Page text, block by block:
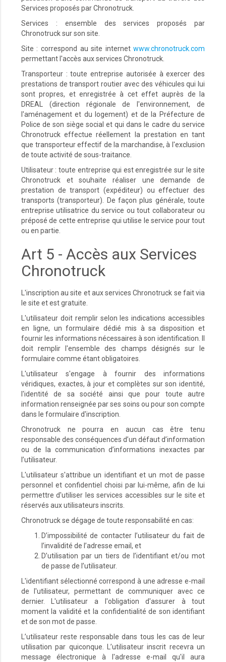
Services proposés par Chronotruck.
Services : ensemble des services proposés par
Chronotruck sur son site.
Site : correspond au site internetwww.chronotruck.com
permettant l'accès aux services Chronotruck.
Transporteur : toute entreprise autorisée à exercer des
prestations de transport routier avec des véhicules qui lui
sont propres, et enregistrée à cet effet auprès de la
DREAL (direction régionale de l'environnement, de
l'aménagement et du logement) et de la Préfecture de
Police de son siège social et qui dans le cadre du service
Chronotruck effectue réellement la prestation en tant
que transporteur effectif de la marchandise, à l'exclusion
de toute activité de sous-traitance.
Utilisateur : toute entreprise qui est enregistrée sur le site
Chronotruck et souhaite réaliser une demande de
prestation de transport (expéditeur) ou effectuer des
transports (transporteur). De façon plus générale, toute
entreprise utilisatrice du service ou tout collaborateur ou
préposé de cette entreprise qui utilise le service pour tout
ou en partie.
Art 5 - Accès aux Services
Chronotruck
L'inscription au site et aux services Chronotruck se fait via
le site et est gratuite.
L'utilisateur doit remplir selon les indications accessibles
en ligne, un formulaire dédié mis à sa disposition et
fournir les informations nécessaires à son identification. Il
doit remplir l'ensemble des champs désignés sur le
formulaire comme étant obligatoires.
L'utilisateur s'engage à fournir des informations
véridiques, exactes, à jour et complètes sur son identité,
l'identité de sa société ainsi que pour toute autre
information renseignée par ses soins ou pour son compte
dans le formulaire d'inscription.
Chronotruck ne pourra en aucun cas être tenu
responsable des conséquences d’un défaut d’information
ou de la communication d’informations inexactes par
l’utilisateur.
L'utilisateur s'attribue un identifiant et un mot de passe
personnel et confidentiel choisi par lui-même, afin de lui
permettre d'utiliser les services accessibles sur le site et
réservés aux utilisateurs inscrits.
Chronotruck se dégage de toute responsabilité en cas:
D’impossibilité de contacter l’utilisateur du fait de
l’invalidité de l’adresse email, et
D’utilisation par un tiers de l’identifiant et/ou mot
de passe de l’utilisateur.
L'identifiant sélectionné correspond à une adresse e-mail
de l'utilisateur, permettant de communiquer avec ce
dernier. L'utilisateur a l'obligation d'assurer à tout
moment la validité et la confidentialité de son identifiant
et de son mot de passe.
L’utilisateur reste responsable dans tous les cas de leur
utilisation par quiconque. L’utilisateur inscrit recevra un
message électronique à l'adresse e-mail qu'il aura